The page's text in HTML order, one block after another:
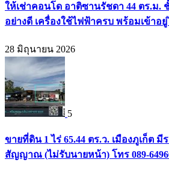
ให้เช่าคอนโด อาติซานรัชดา 44 ตร.ม.
อย่างดี เครื่องใช้ไฟฟ้าครบ พร้อมเข้าอยู่
28 มิถุนายน 2026
5
ขายที่ดิน 1 ไร่ 65.44 ตร.ว. เมืองภูเก็ต มี
สัญญาณ (ไม่รับนายหน้า) โทร 089-